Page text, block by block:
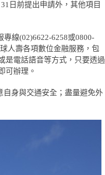
日前提出申請外，其他項目
線(02)6622-6258或0800-
人壽各項數位金融服務，包
是電話語音等方式，只要透過
可辦理。
身與交通安全；盡量避免外